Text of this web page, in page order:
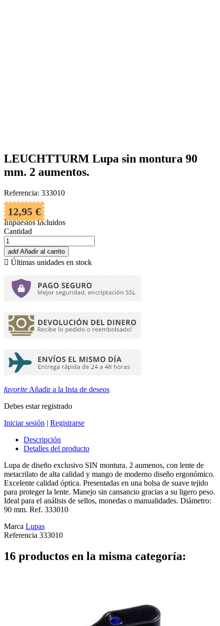
LEUCHTTURM Lupa sin montura 90
mm. 2 aumentos.
Referencia: 333010
12,95 €
Impuestos incluidos
Cantidad
add Añadir al carrito
 Últimas unidades en stock
favorite Añadir a la lista de deseos
Debes estar registrado
Iniciar sesión | Registrarse
Descripción
Detalles del producto
Lupa de diseño exclusivo SIN montura. 2 aumenos, con lente de
metacrilato de alta calidad y mango de moderno diseño ergonómico.
Excelente calidad óptica. Presentadas en una bolsa de suave tejido
para proteger la lente. Manejo sin cansancio gracias a su ligero peso.
Ideal para el análisis de sellos, monedas o manualidades. Diámetro:
90 mm. Ref. 333010
Marca Lupas
Referencia 333010
16 productos en la misma categoría: